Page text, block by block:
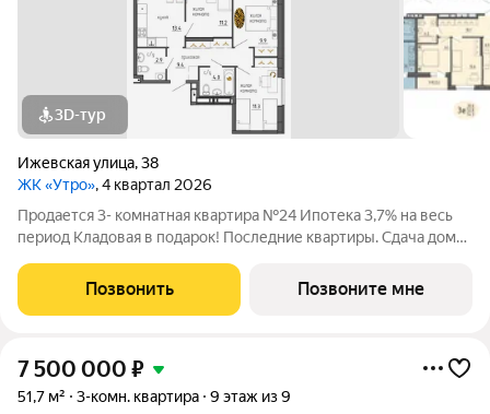
3D-тур
Ижевская улица,38
ЖК «Утро», 4 квартал 2026
Продается 3- комнатная квартира №24 Ипотека 3,7% на весь
период Кладовая в подарок! Последние квартиры. Сдача дома
20% ЖК Утро расположен в Свердловском районе Перми на
ул. Ижевская, 38.
Позвонить Позвоните мне
7 500 000 ₽
51,7 м² 3-комн. квартира 9 этаж из 9